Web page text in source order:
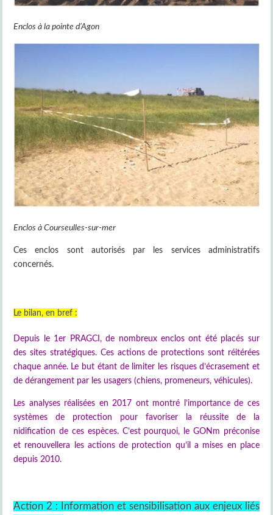
Enclos à la pointe d’Agon
Enclos à Courseulles-sur-mer
Ces enclos sont autorisés par les services administratifs
concernés.
Le bilan, en bref :
Depuis le 1er PRAGCI, de nombreux enclos ont été placés sur
des sites stratégiques. Ces actions de protections sont réitérées
chaque année. Le but étant de limiter les risques d’écrasement et
de dérangement par les usagers (chiens, promeneurs, véhicules).
Les analyses réalisées en 2017 ont montré l’importance de ces
systèmes de protection pour favoriser la réussite de la
nidification de ces espèces. C’est pourquoi, le GONm préconise
et renouvellera les actions de protection qu’il a mises en place
depuis 2010.
Action 2 : Information et sensibilisation aux enjeux liés